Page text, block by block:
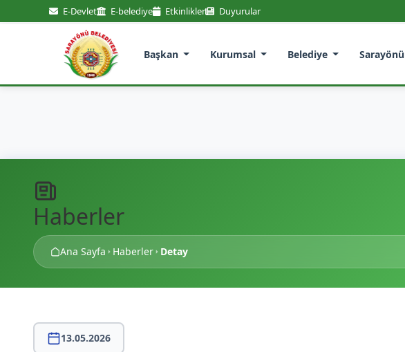
E-Devlet E-belediye Etkinlikler Duyurular
Başkan Kurumsal Belediye Sarayönü
Haberler
Ana Sayfa Haberler Detay
13.05.2026